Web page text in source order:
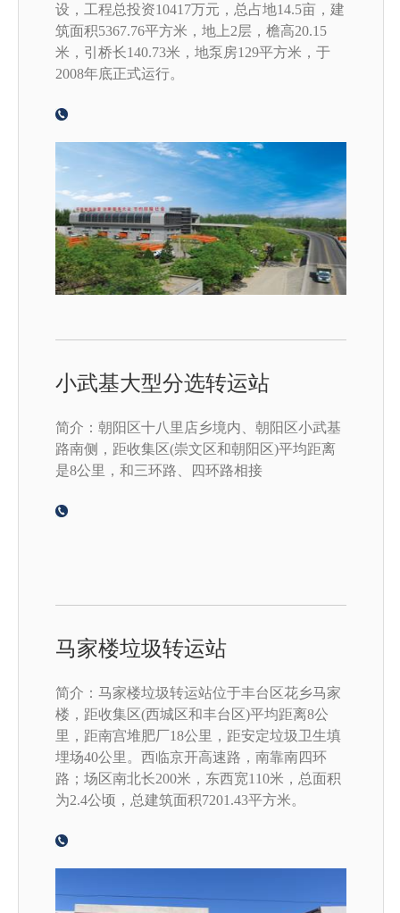
设，工程总投资10417万元，总占地14.5亩，建
筑面积5367.76平方米，地上2层，檐高20.15
米，引桥长140.73米，地泵房129平方米，于
2008年底正式运行。
小武基大型分选转运站
简介：朝阳区十八里店乡境内、朝阳区小武基
路南侧，距收集区(崇文区和朝阳区)平均距离
是8公里，和三环路、四环路相接
马家楼垃圾转运站
简介：马家楼垃圾转运站位于丰台区花乡马家
楼，距收集区(西城区和丰台区)平均距离8公
里，距南宫堆肥厂18公里，距安定垃圾卫生填
埋场40公里。西临京开高速路，南靠南四环
路；场区南北长200米，东西宽110米，总面积
为2.4公顷，总建筑面积7201.43平方米。